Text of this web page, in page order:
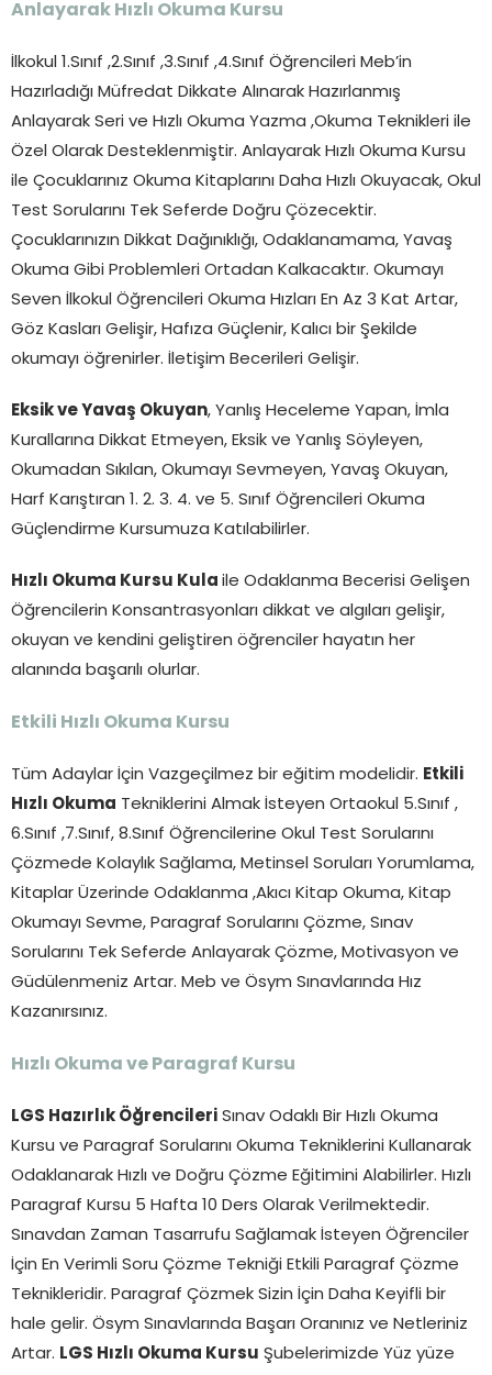
Anlayarak Hızlı Okuma Kursu
İlkokul 1.Sınıf ,2.Sınıf ,3.Sınıf ,4.Sınıf Öğrencileri Meb’in
Hazırladığı Müfredat Dikkate Alınarak Hazırlanmış
Anlayarak Seri ve Hızlı Okuma Yazma ,Okuma Teknikleri ile
Özel Olarak Desteklenmiştir. Anlayarak Hızlı Okuma Kursu
ile Çocuklarınız Okuma Kitaplarını Daha Hızlı Okuyacak, Okul
Test Sorularını Tek Seferde Doğru Çözecektir.
Çocuklarınızın Dikkat Dağınıklığı, Odaklanamama, Yavaş
Okuma Gibi Problemleri Ortadan Kalkacaktır. Okumayı
Seven İlkokul Öğrencileri Okuma Hızları En Az 3 Kat Artar,
Göz Kasları Gelişir, Hafıza Güçlenir, Kalıcı bir Şekilde
okumayı öğrenirler. İletişim Becerileri Gelişir.
Eksik ve Yavaş Okuyan, Yanlış Heceleme Yapan, İmla
Kurallarına Dikkat Etmeyen, Eksik ve Yanlış Söyleyen,
Okumadan Sıkılan, Okumayı Sevmeyen, Yavaş Okuyan,
Harf Karıştıran 1. 2. 3. 4. ve 5. Sınıf Öğrencileri Okuma
Güçlendirme Kursumuza Katılabilirler.
Hızlı Okuma Kursu Kula ile Odaklanma Becerisi Gelişen
Öğrencilerin Konsantrasyonları dikkat ve algıları gelişir,
okuyan ve kendini geliştiren öğrenciler hayatın her
alanında başarılı olurlar.
Etkili Hızlı Okuma Kursu
Tüm Adaylar İçin Vazgeçilmez bir eğitim modelidir. Etkili
Hızlı Okuma Tekniklerini Almak İsteyen Ortaokul 5.Sınıf ,
6.Sınıf ,7.Sınıf, 8.Sınıf Öğrencilerine Okul Test Sorularını
Çözmede Kolaylık Sağlama, Metinsel Soruları Yorumlama,
Kitaplar Üzerinde Odaklanma ,Akıcı Kitap Okuma, Kitap
Okumayı Sevme, Paragraf Sorularını Çözme, Sınav
Sorularını Tek Seferde Anlayarak Çözme, Motivasyon ve
Güdülenmeniz Artar. Meb ve Ösym Sınavlarında Hız
Kazanırsınız.
Hızlı Okuma ve Paragraf Kursu
LGS Hazırlık Öğrencileri Sınav Odaklı Bir Hızlı Okuma
Kursu ve Paragraf Sorularını Okuma Tekniklerini Kullanarak
Odaklanarak Hızlı ve Doğru Çözme Eğitimini Alabilirler. Hızlı
Paragraf Kursu 5 Hafta 10 Ders Olarak Verilmektedir.
Sınavdan Zaman Tasarrufu Sağlamak İsteyen Öğrenciler
İçin En Verimli Soru Çözme Tekniği Etkili Paragraf Çözme
Teknikleridir. Paragraf Çözmek Sizin İçin Daha Keyifli bir
hale gelir. Ösym Sınavlarında Başarı Oranınız ve Netleriniz
Artar. LGS Hızlı Okuma Kursu Şubelerimizde Yüz yüze